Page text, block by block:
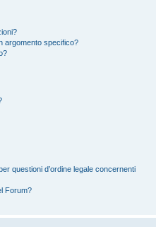
argomento specifico?
questioni d’ordine legale concernenti
Forum?